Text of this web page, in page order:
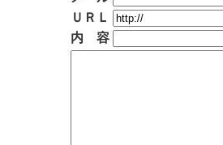
ＵＲＬ
内 容